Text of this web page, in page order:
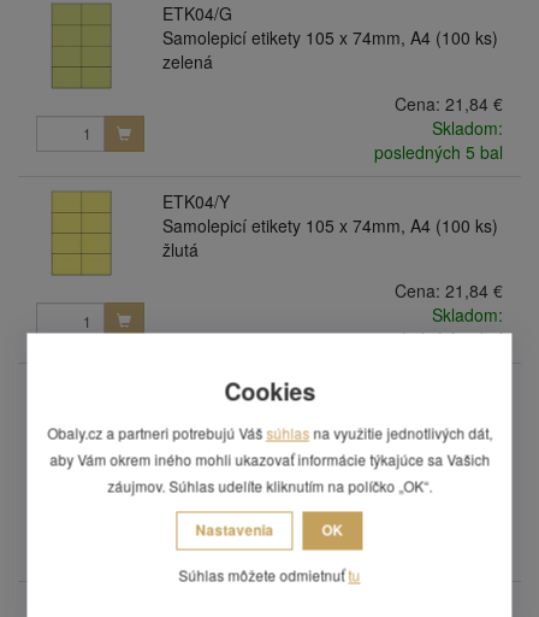
ETK04/G
Samolepicí etikety 105 x 74mm, A4 (100 ks)
zelená
Cena: 21,84 €
Skladom:
posledných 5 bal
ETK04/Y
Samolepicí etikety 105 x 74mm, A4 (100 ks)
žlutá
Cena: 21,84 €
Skladom:
posledných 4 bal
ETK38/RG
ks) refexní zelené
Počet etikiet na A4: 21 ks ....... Počet listov v
balení: 100 ks .....
Cookies
Obaly.cz a partneri potrebujú Vášsúhlas na využitie jednotlivých dát,
aby Vám okrem iného mohli ukazovať informácie týkajúce sa Vašich
záujmov. Súhlas udelíte kliknutím na políčko „OK“.
Nastavenia OK
Súhlas môžete odmietnuťtu